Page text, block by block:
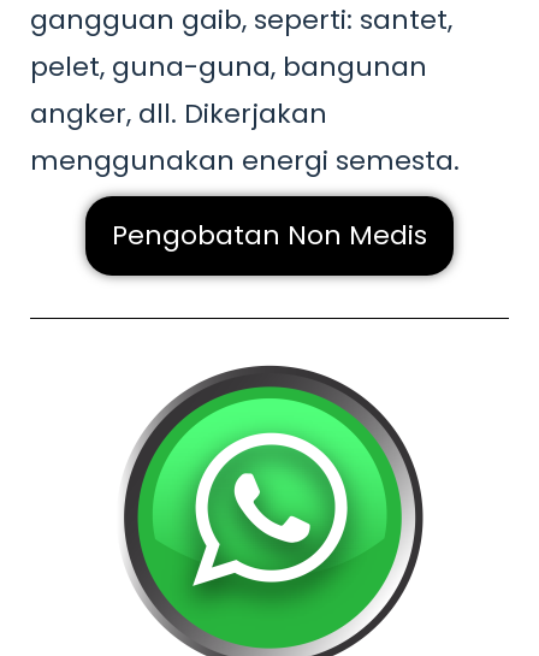
gangguan gaib, seperti: santet,
pelet, guna-guna, bangunan
angker, dll. Dikerjakan
menggunakan energi semesta.
Pengobatan Non Medis